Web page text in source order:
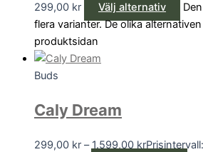
299,00 kr Välj alternativ
flera varianter. De olika
produktsidan
Buds
Caly Dream
299,00 kr – 1.599,00 kr